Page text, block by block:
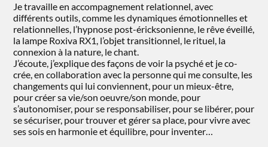
Je travaille en accompagnement relationnel, avec
différents outils, comme les dynamiques émotionnelles et
relationnelles, l’hypnose post-éricksonienne, le rêve éveillé,
la lampe Roxiva RX1, l’objet transitionnel, le rituel, la
connexion à la nature, le chant.
J’écoute, j’explique des façons de voir la psyché et je co-
crée, en collaboration avec la personne qui me consulte, les
changements qui lui conviennent, pour un mieux-être,
pour créer sa vie/son oeuvre/son monde, pour
s’autonomiser, pour se responsabiliser, pour se libérer, pour
se sécuriser, pour trouver et gérer sa place, pour vivre avec
ses sois en harmonie et équilibre, pour inventer…